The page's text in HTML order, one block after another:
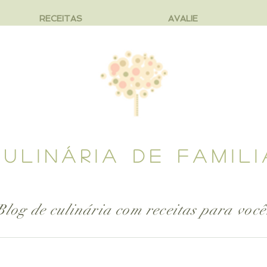
RECEITAS AVALIE
DE
de culinária com receitas para